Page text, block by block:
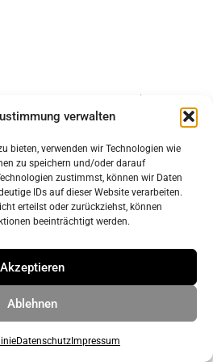
verwalten
bieten, verwenden wir Technologien wie
zu speichern und/oder darauf
zustimmst, können wir Daten
IDs auf dieser Website verarbeiten.
erteilst oder zurückziehst, können
beeinträchtigt werden.
Akzeptieren
Ablehnen
Datenschutz Impressum
Impressum
Datenschutz
architekten stadtplaner Part
mitGeneratePress